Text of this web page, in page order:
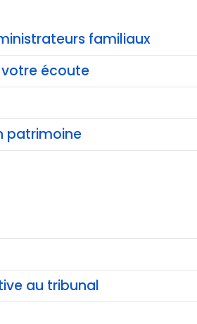
familiaux
votre écoute
patrimoine
au tribunal